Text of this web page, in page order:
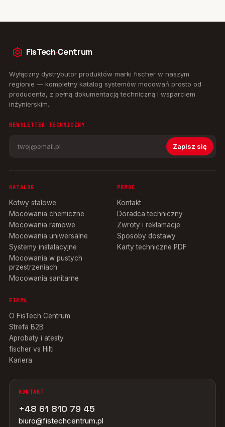
FisTech·Centrum
Wyłączny dystrybutor produktów marki fischer w naszym
regionie — kompletny katalog systemów mocowań prosto od
producenta, z pełną dokumentacją techniczną i wsparciem
inżynierskim.
NEWSLETTER TECHNICZNY
Zapisz się
KATALOG
Kotwy stalowe
Mocowania chemiczne
Mocowania ramowe
Mocowania uniwersalne
Systemy instalacyjne
Mocowania w pustych
przestrzeniach
Mocowania sanitarne
POMOC
Kontakt
Doradca techniczny
Zwroty i reklamacje
Sposoby dostawy
Karty techniczne PDF
FIRMA
O FisTech Centrum
Strefa B2B
Aprobaty i atesty
fischer vs Hilti
Kariera
KONTAKT
+48 61 810 79 45
biuro@fistechcentrum.pl